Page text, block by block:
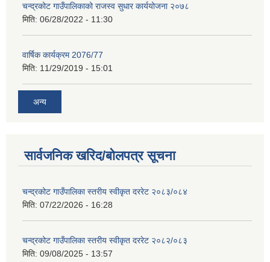
चन्द्रकोट गाउँपालिकाको राजस्व सुधार कार्ययोजना २०७८
मिति: 06/28/2022 - 11:30
वार्षिक कार्यक्रम 2076/77
मिति: 11/29/2019 - 15:01
अन्य
सार्वजनिक खरिद/बोलपत्र सूचना
चन्द्रकोट गाउँपालिका स्तरीय स्वीकृत दररेट २०८३/०८४
मिति: 07/22/2026 - 16:28
चन्द्रकोट गाउँपालिका स्तरीय स्वीकृत दररेट २०८२/०८३
मिति: 09/08/2025 - 13:57